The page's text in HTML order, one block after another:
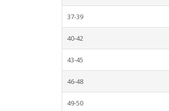
37-39
40-42
43-45
46-48
49-50